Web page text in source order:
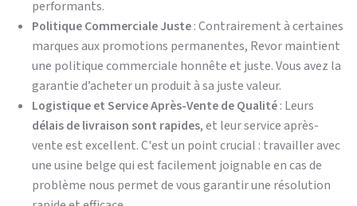
performants.
Politique Commerciale Juste: Contrairement à certaines
marques aux promotions permanentes, Revor maintient
une politique commerciale honnête et juste. Vous avez la
garantie d’acheter un produit à sa juste valeur.
Logistique et Service Après-Vente de Qualité: Leurs
délais de livraison sont rapides, et leur service après-
vente est excellent. C'est un point crucial : travailler avec
une usine belge qui est facilement joignable en cas de
problème nous permet de vous garantir une résolution